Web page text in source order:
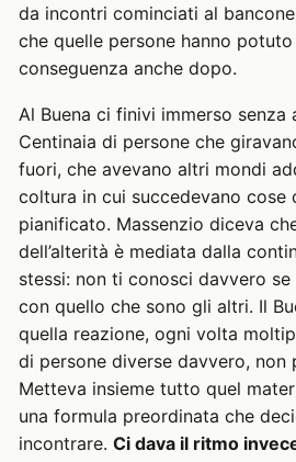
da incontri cominciati al
che quelle persone hanno
conseguenza anche dopo.
Al Buena ci finivi immerso senza
Centinaia di persone che
fuori, che avevano altri mondi
coltura in cui succedevano cose
pianificato. Massenzio diceva
dell’alterità è mediata dalla
stessi: non ti conosci davvero
con quello che sono gli altri. Il
quella reazione, ogni volta
di persone diverse davvero, non
Metteva insieme tutto quel
una formula preordinata che
incontrare. Ci dava il ritmo